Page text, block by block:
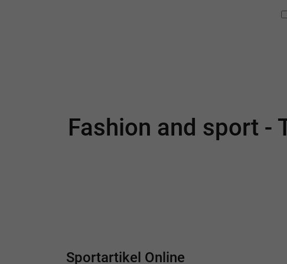
Fashion and sport -
Sportartikel Online